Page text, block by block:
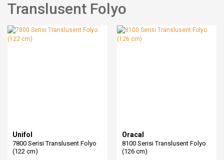
Translusent Folyo
Unifol
7800 Serisi Translusent Folyo
(122 cm)
Oracal
8100 Serisi Translusent Folyo
(126 cm)